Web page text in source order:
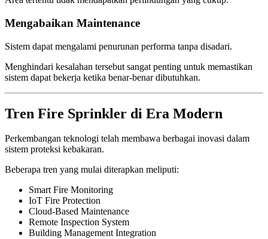
Mengabaikan Maintenance
Sistem dapat mengalami penurunan performa tanpa disadari.
Menghindari kesalahan tersebut sangat penting untuk memastikan
sistem dapat bekerja ketika benar-benar dibutuhkan.
Tren Fire Sprinkler di Era Modern
Perkembangan teknologi telah membawa berbagai inovasi dalam
sistem proteksi kebakaran.
Beberapa tren yang mulai diterapkan meliputi:
Smart Fire Monitoring
IoT Fire Protection
Cloud-Based Maintenance
Remote Inspection System
Building Management Integration